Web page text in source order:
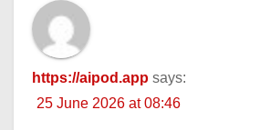
https://aipod.app says:
25 June 2026 at 08:46